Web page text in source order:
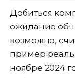
Добиться
ожидание
возможно,
пример
ноябре 2024